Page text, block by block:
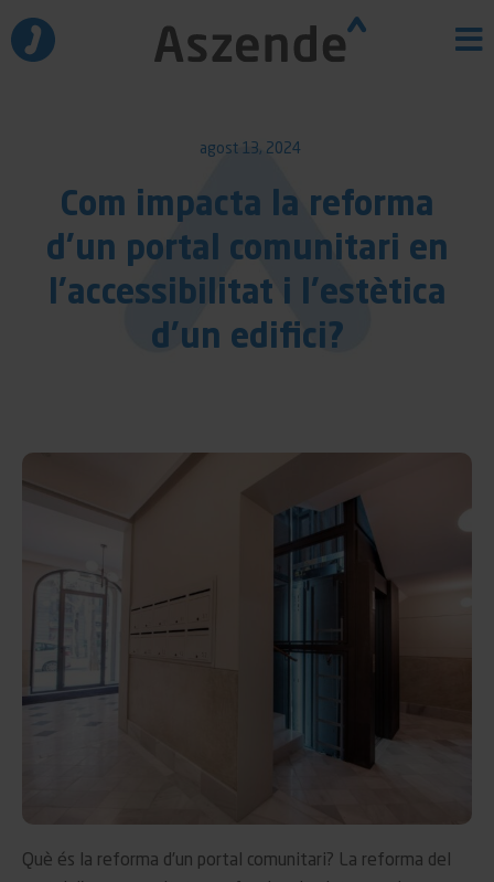
contingut
agost 13, 2024
Com impacta la reforma
d’un portal comunitari en
l’accessibilitat i l’estètica
d’un edifici?
Què és la reforma d’un portal comunitari? La reforma del